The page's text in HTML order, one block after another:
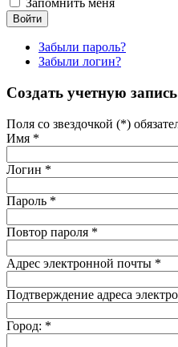
Запомнить меня
Забыли пароль?
Забыли логин?
Создать учетную запись
Поля со звездочкой (*)
Имя *
Логин *
Пароль *
Повтор пароля *
Адрес электронной почты *
Подтверждение адреса
Город: *